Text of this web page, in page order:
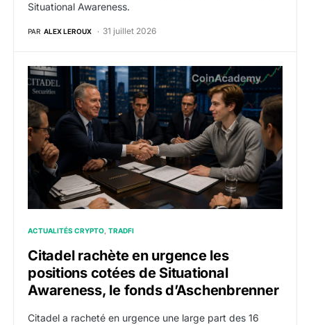
Situational Awareness.
PAR ALEX LEROUX 31 juillet 2026
Citadel rachète en urgence les positions cotées de
ACTUALITÉS CRYPTO TRADFI
Citadel rachète en urgence les
positions cotées de Situational
Awareness, le fonds d’Aschenbrenner
Citadel a racheté en urgence une large part des 16